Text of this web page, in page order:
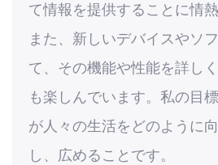
て情報を提供することに情
また、新しいデバイスやソ
て、その機能や性能を詳し
も楽しんでいます。私の目
が人々の生活をどのように
し、広めることです。